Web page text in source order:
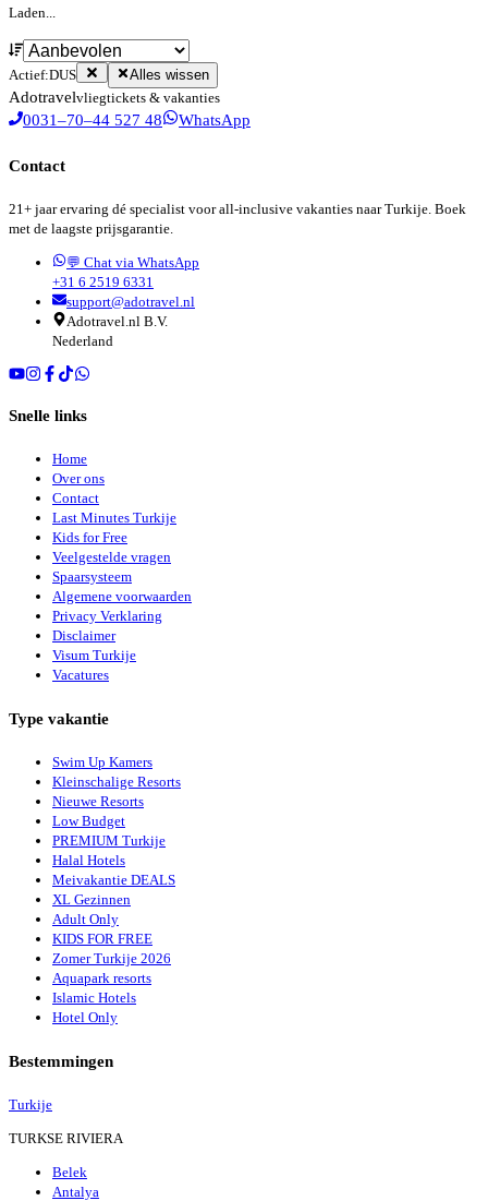
Laden...
Actief:DUS Alles wissen
Adotravelvliegtickets & vakanties
0031–70–44 527 48 WhatsApp
Contact
21+ jaar ervaring dé specialist voor all-inclusive vakanties naar Turkije. Boek
met de laagste prijsgarantie.
💬 Chat via WhatsApp
+31 6 2519 6331
support@adotravel.nl
Adotravel.nl B.V.
Nederland
Snelle links
Home
Over ons
Contact
Last Minutes Turkije
Kids for Free
Veelgestelde vragen
Spaarsysteem
Algemene voorwaarden
Privacy Verklaring
Disclaimer
Visum Turkije
Vacatures
Type vakantie
Swim Up Kamers
Kleinschalige Resorts
Nieuwe Resorts
Low Budget
PREMIUM Turkije
Halal Hotels
Meivakantie DEALS
XL Gezinnen
Adult Only
KIDS FOR FREE
Zomer Turkije 2026
Aquapark resorts
Islamic Hotels
Hotel Only
Bestemmingen
Turkije
TURKSE RIVIERA
Belek
Antalya